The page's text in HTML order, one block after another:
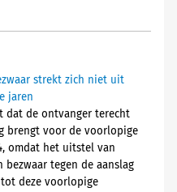
strekt zich niet uit
jaren
dat de ontvanger terecht
brengt voor de voorlopige
omdat het uitstel van
bezwaar tegen de aanslag
tot deze voorlopige